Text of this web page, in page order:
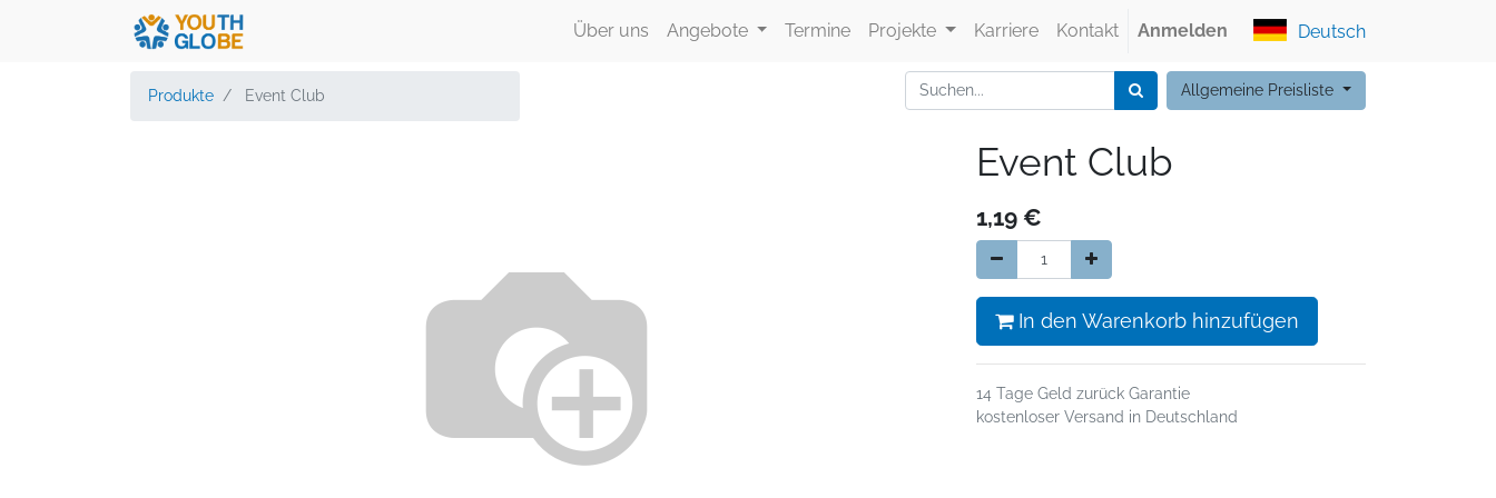
Über uns Angebote Termine Projekte Karriere Kontakt Anmelden Deutsch
Produkte Event Club Allgemeine Preisliste
Event Club
1,19 €
In den Warenkorb hinzufügen
14 Tage Geld zurück Garantie
kostenloser Versand in Deutschland